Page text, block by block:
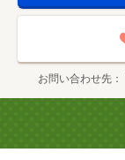
お問い合わせ先